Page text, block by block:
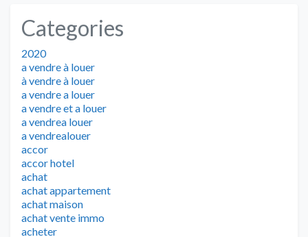
Categories
2020
a vendre à louer
à vendre à louer
a vendre a louer
a vendre et a louer
a vendrea louer
a vendrealouer
accor
accor hotel
achat
achat appartement
achat maison
achat vente immo
acheter